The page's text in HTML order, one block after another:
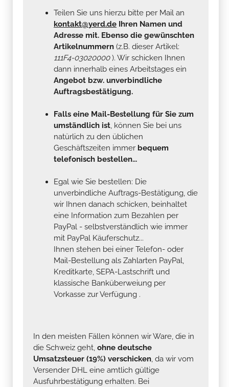
Teilen Sie uns hierzu bitte per Mail an
kontakt@yerd.de Ihren Namen und
Adresse mit. Ebenso die gewünschten
Artikelnummern (z.B. dieser Artikel:
111F4-03020000). Wir schicken Ihnen
dann innerhalb eines Arbeitstages ein
Angebot bzw. unverbindliche
Auftragsbestätigung.
Falls eine Mail-Bestellung für Sie zum
umständlich ist, können Sie bei uns
natürlich zu den üblichen
Geschäftszeiten immer bequem
telefonisch bestellen...
Egal wie Sie bestellen: Die
unverbindliche Auftrags-Bestätigung, die
wir Ihnen danach schicken, beinhaltet
eine Information zum Bezahlen per
PayPal - selbstverständlich wie immer
mit PayPal Käuferschutz...
Ihnen stehen bei einer Telefon- oder
Mail-Bestellung als Zahlarten PayPal,
Kreditkarte, SEPA-Lastschrift und
klassische Banküberweiung per
Vorkasse zur Verfügung .
In den meisten Fällen können wir Ware, die in
die Schweiz geht, ohne deutsche
Umsatzsteuer (19%) verschicken, da wir vom
Versender DHL eine amtlich gültige
Ausfuhrbestätigung erhalten. Bei